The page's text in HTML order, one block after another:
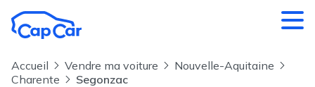
Accueil Vendre ma voiture
Nouvelle-Aquitaine
Charente
Segonzac